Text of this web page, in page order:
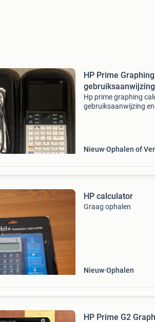
HP Prime
Hp prime graphing
gebruiksaanwijzing
Nieuw Ophalen of
HP calculator
Graag ophalen
Nieuw Ophalen
HP Prime G2